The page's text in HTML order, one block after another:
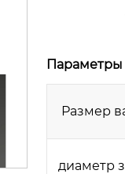
Параметры
Размер
диаметр